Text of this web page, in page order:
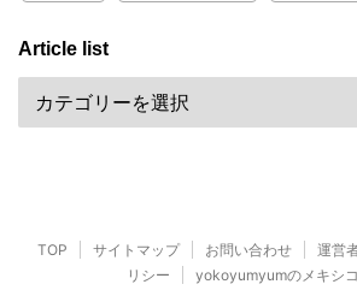
Article list
TOP サイトマップ お問い合わせ 運営
リシー
yokoyumyumのメキシ